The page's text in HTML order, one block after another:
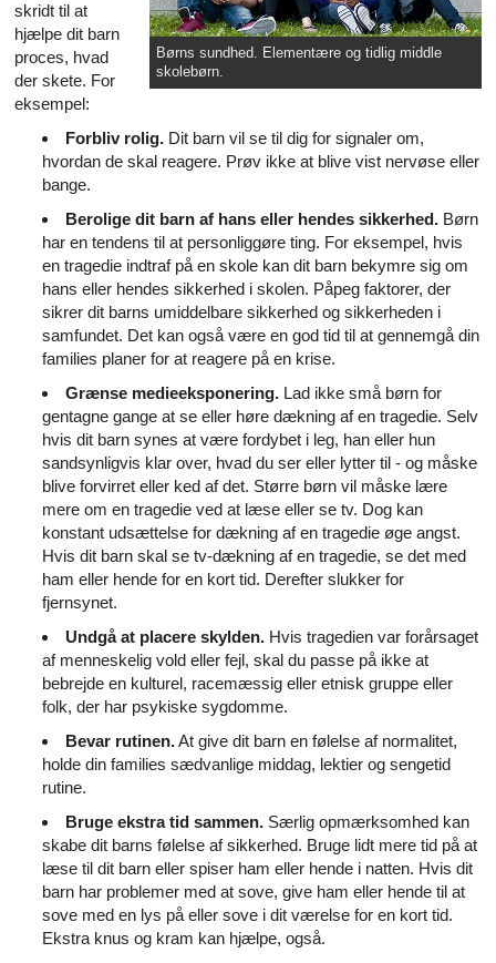
Børns sundhed. Elementære og tidlig middle
skolebørn.
skridt til at
hjælpe dit barn
proces, hvad
der skete. For
eksempel:
Forbliv rolig. Dit barn vil se til dig for signaler om,
hvordan de skal reagere. Prøv ikke at blive vist nervøse eller
bange.
Berolige dit barn af hans eller hendes sikkerhed. Børn
har en tendens til at personliggøre ting. For eksempel, hvis
en tragedie indtraf på en skole kan dit barn bekymre sig om
hans eller hendes sikkerhed i skolen. Påpeg faktorer, der
sikrer dit barns umiddelbare sikkerhed og sikkerheden i
samfundet. Det kan også være en god tid til at gennemgå din
families planer for at reagere på en krise.
Grænse medieeksponering. Lad ikke små børn for
gentagne gange at se eller høre dækning af en tragedie. Selv
hvis dit barn synes at være fordybet i leg, han eller hun
sandsynligvis klar over, hvad du ser eller lytter til - og måske
blive forvirret eller ked af det. Større børn vil måske lære
mere om en tragedie ved at læse eller se tv. Dog kan
konstant udsættelse for dækning af en tragedie øge angst.
Hvis dit barn skal se tv-dækning af en tragedie, se det med
ham eller hende for en kort tid. Derefter slukker for
fjernsynet.
Undgå at placere skylden. Hvis tragedien var forårsaget
af menneskelig vold eller fejl, skal du passe på ikke at
bebrejde en kulturel, racemæssig eller etnisk gruppe eller
folk, der har psykiske sygdomme.
Bevar rutinen.At give dit barn en følelse af normalitet,
holde din families sædvanlige middag, lektier og sengetid
rutine.
Bruge ekstra tid sammen. Særlig opmærksomhed kan
skabe dit barns følelse af sikkerhed. Bruge lidt mere tid på at
læse til dit barn eller spiser ham eller hende i natten. Hvis dit
barn har problemer med at sove, give ham eller hende til at
sove med en lys på eller sove i dit værelse for en kort tid.
Ekstra knus og kram kan hjælpe, også.